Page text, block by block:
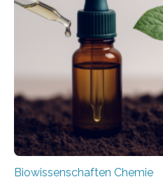
Art einer neuen Gattung
nun den Namen
fossile Nachweis einer
stellt gleichzeitig den ersten
Mückenlarve aus dem
Biowissenschaften Chemie